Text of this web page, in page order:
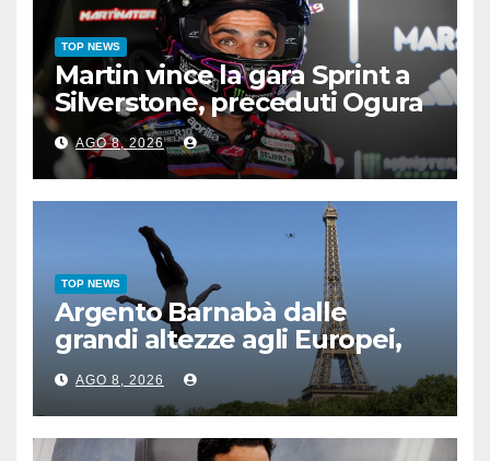
TOP NEWS
Martin vince la gara Sprint a
Silverstone, preceduti Ogura
e Bezzecchi
AGO 8, 2026
TOP NEWS
Argento Barnabà dalle
grandi altezze agli Europei,
bis azzurro dopo Cosetti
AGO 8, 2026